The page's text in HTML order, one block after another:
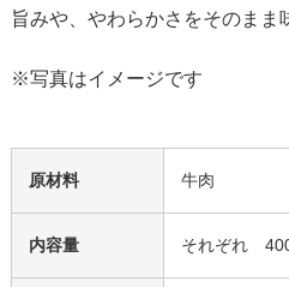
旨みや、やわらかさをそのまま
※写真はイメージです
原材料 牛肉
内容量 それぞれ